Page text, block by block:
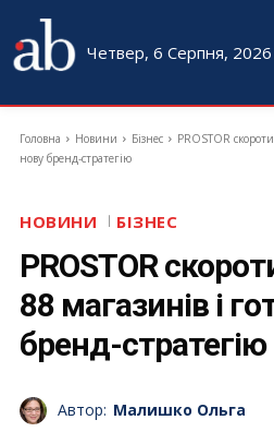
Четвер, 6 Серпня, 2026
Головна Новини Бізнес
PROSTOR
нову бренд-стратегію
НОВИНИ БІЗНЕС
PROSTOR
88 магазинів і
бренд-стратегію
Автор: Малишко Ольга